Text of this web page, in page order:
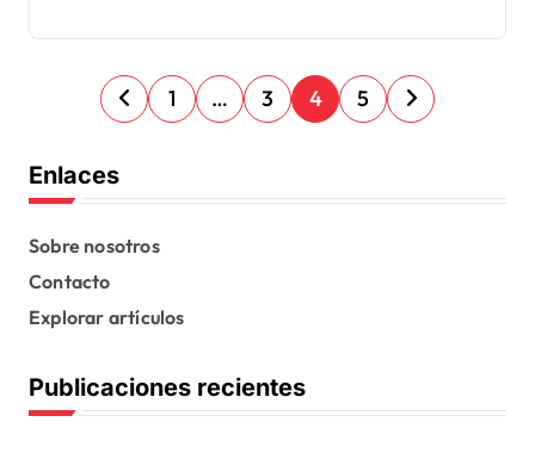
P
o
s
t
s
p
a
i
1 … 3 4 5
Enlaces
Sobre nosotros
Contacto
Explorar artículos
Publicaciones recientes